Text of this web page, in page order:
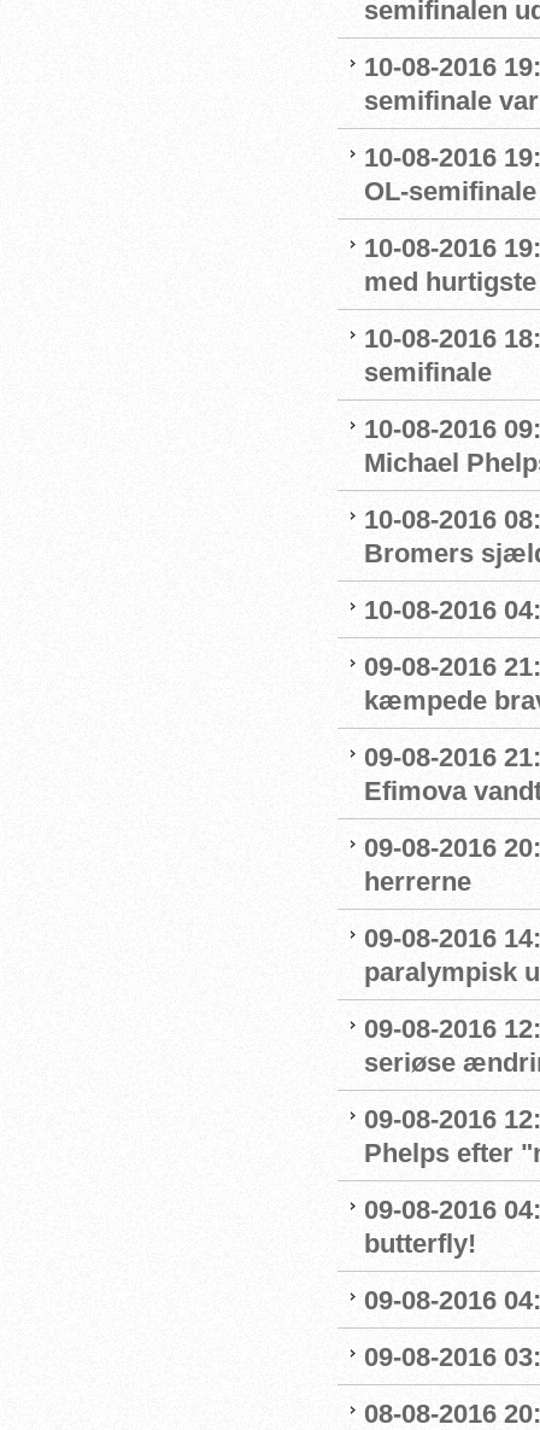
semifinalen
10-08-2016
semifinale
10-08-2016
OL-
10-08-2016
med
10-08-2016
semifinale
10-08-2016
Michael
10-08-2016
Bromers
10-08-2016
09-08-2016
kæmpede
09-08-2016
Efimova
09-08-2016
herrerne
09-08-2016
paralympisk
09-08-2016
seriøse
09-08-2016
Phelps efter
09-08-2016
butterfly!
09-08-2016
09-08-2016
08-08-2016